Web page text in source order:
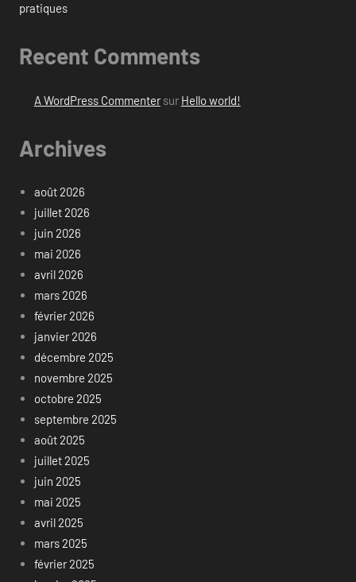
pratiques
Recent Comments
A WordPress Commentersur Hello world!
Archives
août 2026
juillet 2026
juin 2026
mai 2026
avril 2026
mars 2026
février 2026
janvier 2026
décembre 2025
novembre 2025
octobre 2025
septembre 2025
août 2025
juillet 2025
juin 2025
mai 2025
avril 2025
mars 2025
février 2025